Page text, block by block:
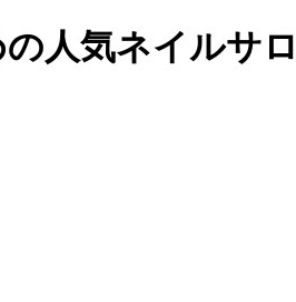
の人気ネイルサ